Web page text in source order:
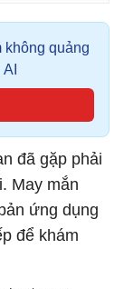
không quảng
đã gặp phải
May mắn
ứng dụng
để khám